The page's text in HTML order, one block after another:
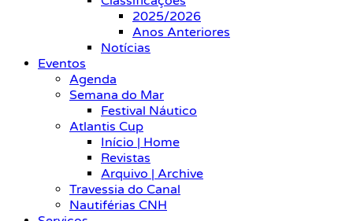
2025/2026
Anos Anteriores
Notícias
Eventos
Agenda
Semana do Mar
Festival Náutico
Atlantis Cup
Início | Home
Revistas
Arquivo | Archive
Travessia do Canal
Nautiférias CNH